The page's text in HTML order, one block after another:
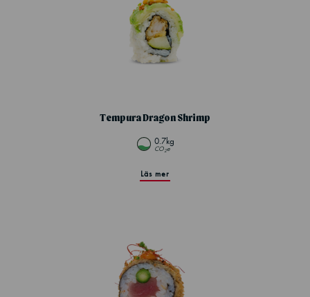
Tempura Dragon Shrimp
0.7kg
CO2e
Läs mer